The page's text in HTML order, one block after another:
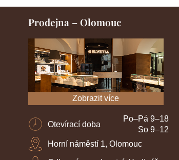
Prodejna – Olomouc
Zobrazit více
Otevírací doba
Po–Pá 9–18
So 9–12
Horní náměstí 1, Olomouc